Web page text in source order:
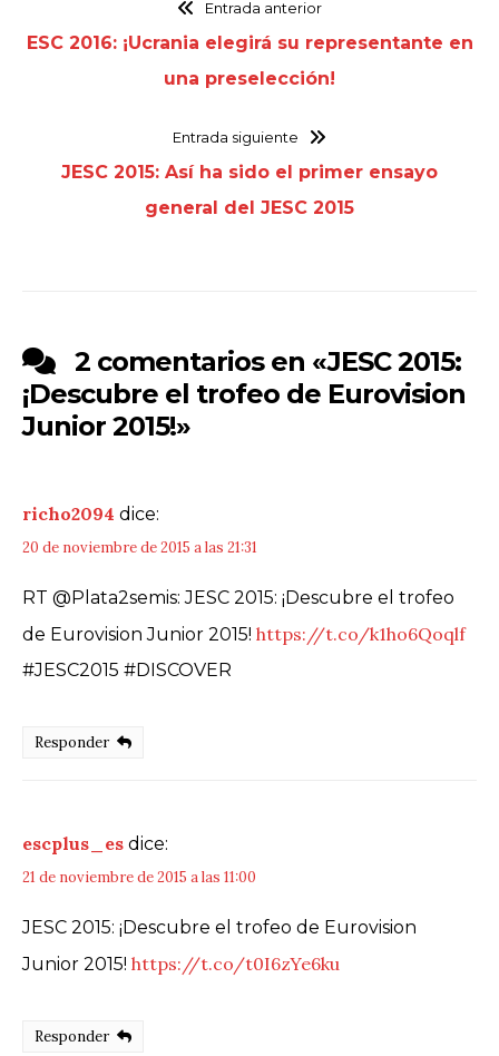
Entrada anterior
ESC 2016: ¡Ucrania elegirá su representante en
una preselección!
Entrada siguiente
JESC 2015: Así ha sido el primer ensayo
general del JESC 2015
2 comentarios en «JESC 2015:
¡Descubre el trofeo de Eurovision
Junior 2015!»
richo2094 dice:
20 de noviembre de 2015 a las 21:31
RT @Plata2semis: JESC 2015: ¡Descubre el trofeo
de Eurovision Junior 2015! https://t.co/k1ho6Qoqlf
#JESC2015 #DISCOVER
Responder
escplus_es dice:
21 de noviembre de 2015 a las 11:00
JESC 2015: ¡Descubre el trofeo de Eurovision
Junior 2015! https://t.co/t0I6zYe6ku
Responder